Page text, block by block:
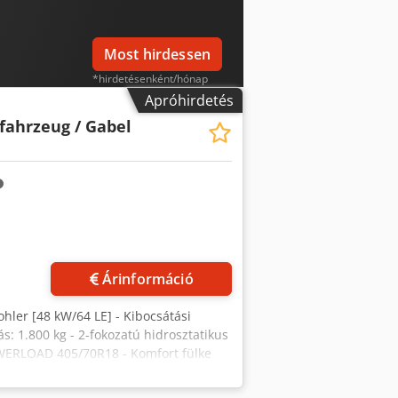
időközbeni eladás jogát fenntartjuk!
Most hirdessen
*hirdetésenként/hónap
Apróhirdetés
/ Gabel
Árinformáció
[48 kW/64 LE] - Kibocsátási
1.800 kg - 2-fokozatú hidrosztatikus
405/70R18 - Komfort fülke
ablakok - Fűtés - ÖNZÁRÓ
= 25 % - Szervo egykaros